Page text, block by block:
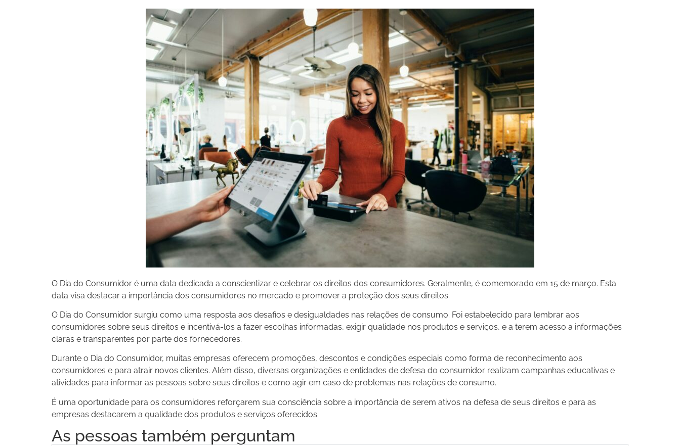
O Dia do Consumidor é uma data dedicada a conscientizar e celebrar os direitos dos consumidores. Geralmente, é comemorado em 15 de março. Esta
data visa destacar a importância dos consumidores no mercado e promover a proteção dos seus direitos.
O Dia do Consumidor surgiu como uma resposta aos desafios e desigualdades nas relações de consumo. Foi estabelecido para lembrar aos
consumidores sobre seus direitos e incentivá-los a fazer escolhas informadas, exigir qualidade nos produtos e serviços, e a terem acesso a informações
claras e transparentes por parte dos fornecedores.
Durante o Dia do Consumidor, muitas empresas oferecem promoções, descontos e condições especiais como forma de reconhecimento aos
consumidores e para atrair novos clientes. Além disso, diversas organizações e entidades de defesa do consumidor realizam campanhas educativas e
atividades para informar as pessoas sobre seus direitos e como agir em caso de problemas nas relações de consumo.
É uma oportunidade para os consumidores reforçarem sua consciência sobre a importância de serem ativos na defesa de seus direitos e para as
empresas destacarem a qualidade dos produtos e serviços oferecidos.
As pessoas também perguntam